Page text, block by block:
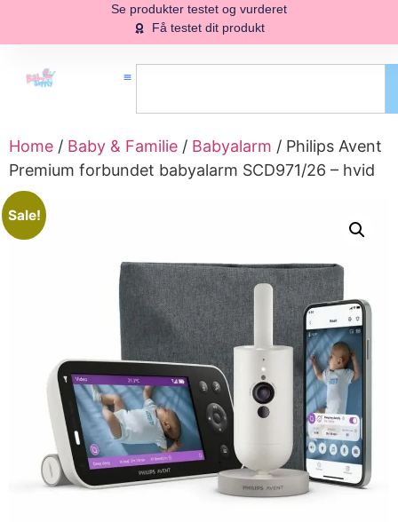
Se produkter testet og vurderet
Få testet dit produkt
Home / Baby & Familie / Babyalarm / Philips Avent
Premium forbundet babyalarm SCD971/26 – hvid
Sale!